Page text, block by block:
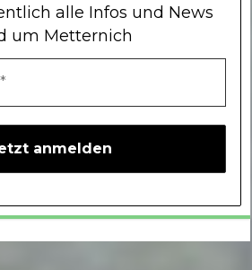
alle Infos und News
um Metternich